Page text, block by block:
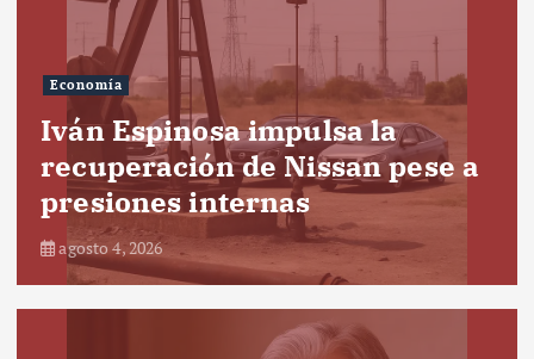
Economía
Iván Espinosa impulsa la
recuperación de Nissan pese a
presiones internas
agosto 4, 2026